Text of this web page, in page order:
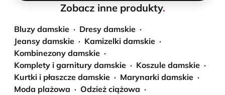
Zobacz inne produkty.
Bluzy damskie
Dresy damskie
Jeansy damskie
Kamizelki damskie
Kombinezony damskie
Komplety i garnitury damskie
Koszule damskie
Kurtki i płaszcze damskie
Marynarki damskie
Moda plażowa
Odzież ciążowa